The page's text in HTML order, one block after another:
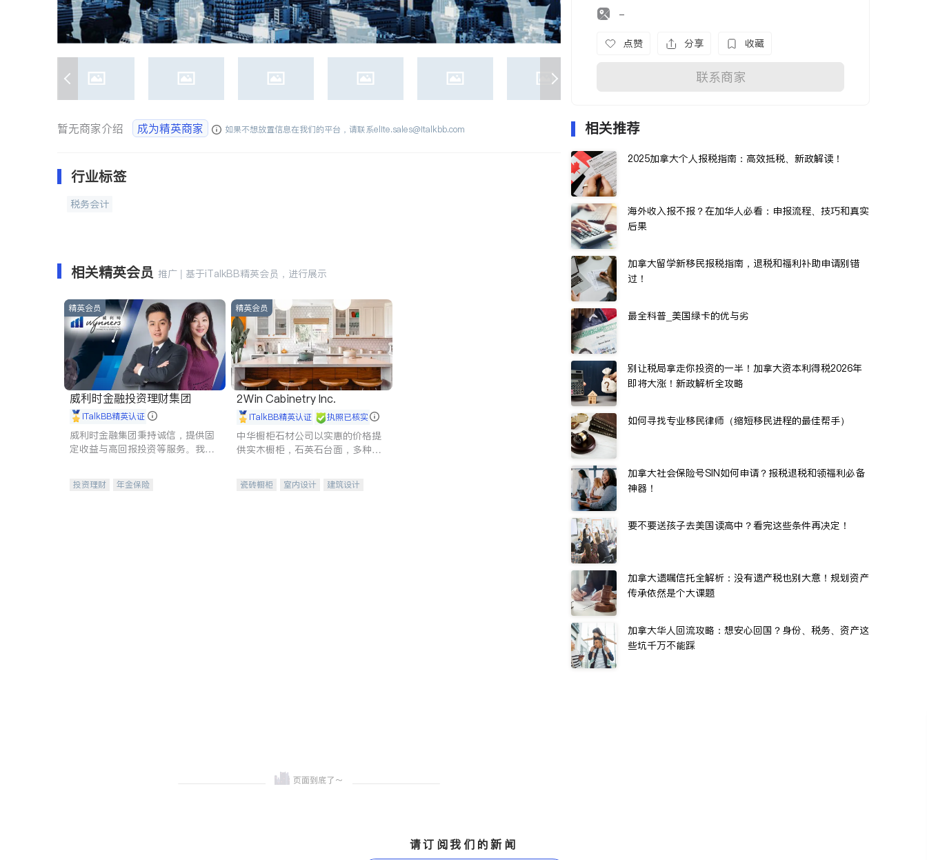
-
点赞 分享 收藏
联系商家
暂无商家介绍 成为精英商家 如果不想放置信息在我们的平台，请联系elite.sales@italkbb.com
行业标签
税务会计
相关精英会员 推广 | 基于iTalkBB精英会员，进行展示
精英会员
威利时金融投资理财集团
iTalkBB精英认证
威利时金融集团秉持诚信，提供固
定收益与高回报投资等服务。我们
投资理财
年金保险
精英会员
2Win Cabinetry Inc.
iTalkBB精英认证 执照已核实
中华橱柜石材公司以实惠的价格提
供实木橱柜，石英石台面，多种优
瓷砖橱柜 室内设计
建筑设计
相关推荐
2025加拿大个人报税指南：高效抵税、新政解读！
海外收入报不报？在加华人必看：申报流程、技巧和真实
后果
加拿大留学新移民报税指南，退税和福利补助申请别错
过！
最全科普_美国绿卡的优与劣
别让税局拿走你投资的一半！加拿大资本利得税2026年
即将大涨！新政解析全攻略
如何寻找专业移民律师（缩短移民进程的最佳帮手）
加拿大社会保险号SIN如何申请？报税退税和领福利必备
神器！
要不要送孩子去美国读高中？看完这些条件再决定！
加拿大遗嘱信托全解析：没有遗产税也别大意！规划资产
传承依然是个大课题
加拿大华人回流攻略：想安心回国？身份、税务、资产这
些坑千万不能踩
请订阅我们的新闻